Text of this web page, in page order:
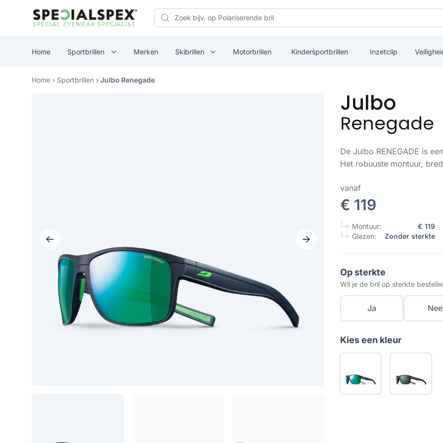
Specialspex Logo Search
Home Sportbrillen Merken Skibrillen Motorbrillen Kindersportbrillen Inzetclip
Home › Sportbrillen › Julbo Renegade
Julbo
Renegade
De Julbo RENEGADE is
Het robuuste montuur,
vanaf
€ 119
Montuur:
€ 119
Glazen:
Zonder sterkte
Op sterkte
Wil je de bril op sterkte
Ja Nee
Kies een kleur